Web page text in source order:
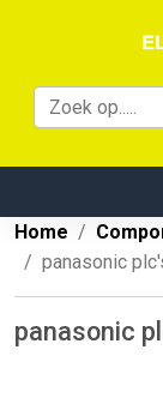
Home
panasonic
panasonic